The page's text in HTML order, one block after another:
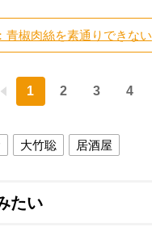
青椒肉絲を素通りできない
1 2 3 4
大竹聡 居酒屋
たい